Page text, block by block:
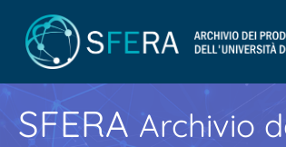
SFERA Archivio